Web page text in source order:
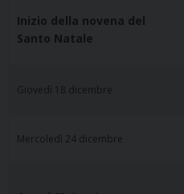
Inizio della novena del
Santo Natale
Giovedì 18 dicembre
Mercoledì 24 dicembre